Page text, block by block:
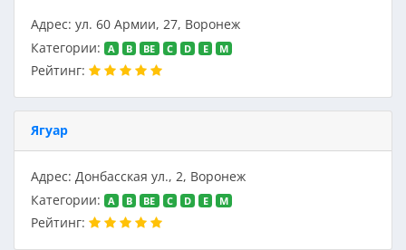
Адрес: ул. 60 Армии, 27, Воронеж
Категории:
A B BE C D E M
Рейтинг:
Ягуар
Адрес: Донбасская ул., 2, Воронеж
Категории:
A B BE C D E M
Рейтинг: